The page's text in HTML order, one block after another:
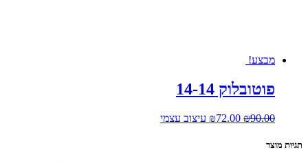
מבצע!
פוטובלוק 14-14
₪90.00
המחיר₪72.00
המחיר
עיצוב עצמי
תגיות מוצר